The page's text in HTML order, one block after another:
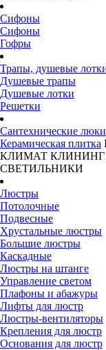
Сифоны
Сифоны
Гофры
Трапы, душевые
Душевые трапы
Душевые лотки
Решетки
Сантехнические люки
Керамическая плитка
КЛИМАТ КЛИНИНГ
СВЕТИЛЬНИКИ
Люстры
Потолочные
Подвесные
Хрустальные люстры
Большие люстры
Каскадные
Люстры на штанге
Управление светом
Плафоны и абажуры
Лифты для люстр
Люстры-вентиляторы
Крепления для люстр
Основания для люстр